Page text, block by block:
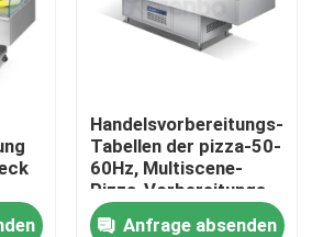
Kühlschrank
Handelsvorbereitungs-
Tabellen der pizza-50-
60Hz, Multiscene-
Pizza-Vorbereitungs-
Kühlschrank
Anfrage absenden